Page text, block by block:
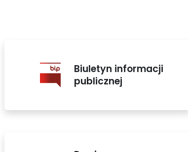
Biuletyn informacji
publicznej